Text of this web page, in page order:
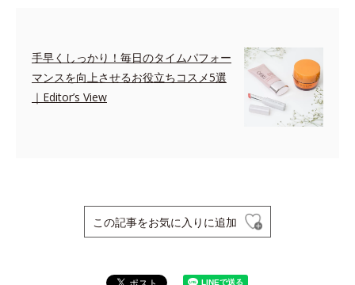
手早くしっかり！毎日のタイムパフォー
マンスを向上させるお役立ちコスメ5選
｜Editor’s View
この記事をお気に入りに追加